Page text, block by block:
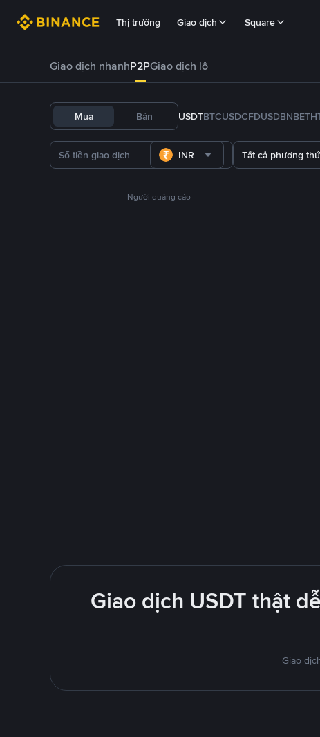
Thị trường Giao dịch Square
Giao dịch nhanhP2PGiao dịch lô
Mua Bán USDTBTCUSDCFDUSDBNBETH
INR Tất cả phương
Người quảng cáo
Giao dịch USDT thật
Giao